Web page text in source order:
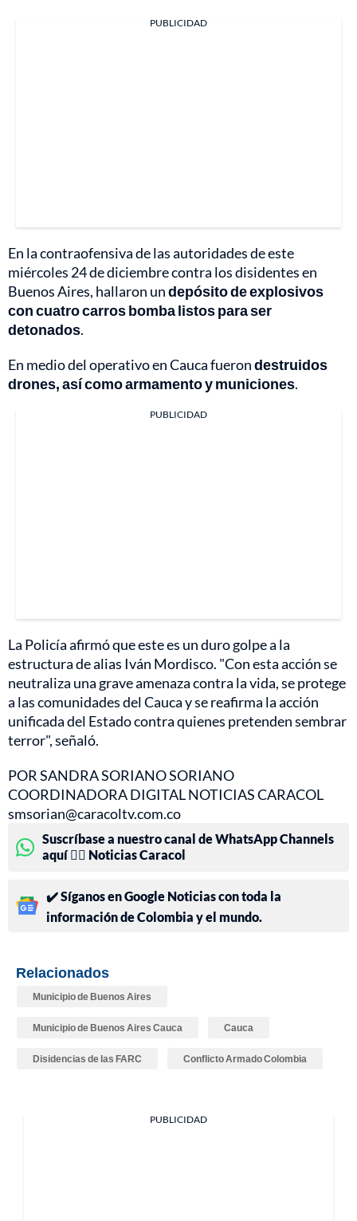
PUBLICIDAD
En la contraofensiva de las autoridades de este
miércoles 24 de diciembre contra los disidentes en
Buenos Aires, hallaron undepósito de explosivos
con cuatro carros bomba listos para ser
detonados.
En medio del operativo en Cauca fuerondestruidos
drones, así como armamento y municiones.
PUBLICIDAD
La Policía afirmó que este es un duro golpe a la
estructura de alias Iván Mordisco. "Con esta acción se
neutraliza una grave amenaza contra la vida, se protege
a las comunidades del Cauca y se reafirma la acción
unificada del Estado contra quienes pretenden sembrar
terror", señaló.
POR SANDRA SORIANO SORIANO
COORDINADORA DIGITAL NOTICIAS CARACOL
smsorian@caracoltv.com.co
Suscríbase a nuestro canal de WhatsApp Channels
aquí 👉🏻 Noticias Caracol
✔️ Síganos en Google Noticias con toda la
información de Colombia y el mundo.
Relacionados
Municipio de Buenos Aires
Municipio de Buenos Aires Cauca Cauca
Disidencias de las FARC Conflicto Armado Colombia
PUBLICIDAD